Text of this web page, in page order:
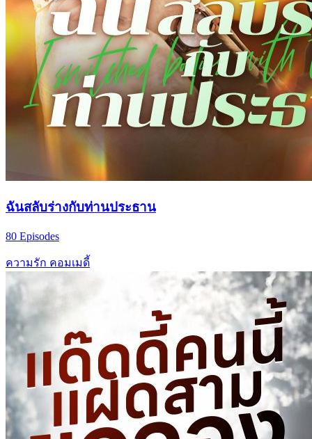
ฉันสลับร่างกับท่านประธาน
80 Episodes
ความรัก คอมเมดี้